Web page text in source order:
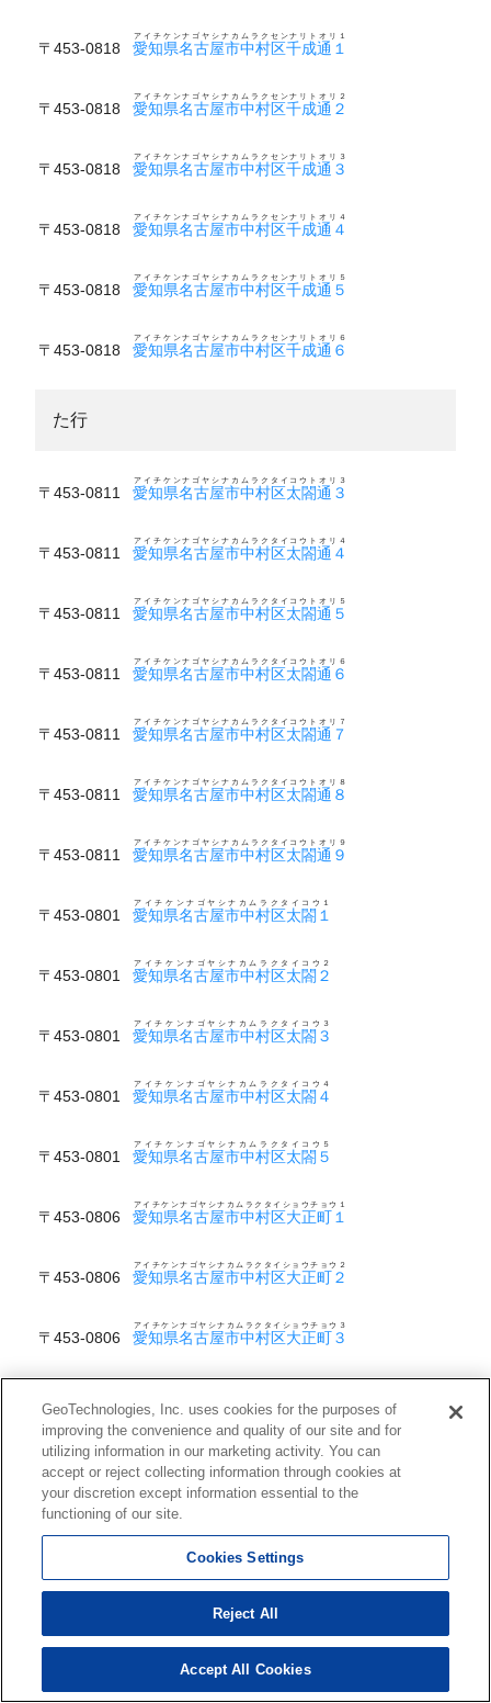
〒453-0818 愛知県名古屋市中村区千成通１
アイチケンナゴヤシナカムラクセンナリトオリ１
〒453-0818 愛知県名古屋市中村区千成通２
アイチケンナゴヤシナカムラクセンナリトオリ２
〒453-0818 愛知県名古屋市中村区千成通３
アイチケンナゴヤシナカムラクセンナリトオリ３
〒453-0818 愛知県名古屋市中村区千成通４
アイチケンナゴヤシナカムラクセンナリトオリ４
〒453-0818 愛知県名古屋市中村区千成通５
アイチケンナゴヤシナカムラクセンナリトオリ５
〒453-0818 愛知県名古屋市中村区千成通６
アイチケンナゴヤシナカムラクセンナリトオリ６
た行
〒453-0811 愛知県名古屋市中村区太閤通３
アイチケンナゴヤシナカムラクタイコウトオリ３
〒453-0811 愛知県名古屋市中村区太閤通４
アイチケンナゴヤシナカムラクタイコウトオリ４
〒453-0811 愛知県名古屋市中村区太閤通５
アイチケンナゴヤシナカムラクタイコウトオリ５
〒453-0811 愛知県名古屋市中村区太閤通６
アイチケンナゴヤシナカムラクタイコウトオリ６
〒453-0811 愛知県名古屋市中村区太閤通７
アイチケンナゴヤシナカムラクタイコウトオリ７
〒453-0811 愛知県名古屋市中村区太閤通８
アイチケンナゴヤシナカムラクタイコウトオリ８
〒453-0811 愛知県名古屋市中村区太閤通９
アイチケンナゴヤシナカムラクタイコウトオリ９
〒453-0801 愛知県名古屋市中村区太閤１
アイチケンナゴヤシナカムラクタイコウ１
〒453-0801 愛知県名古屋市中村区太閤２
アイチケンナゴヤシナカムラクタイコウ２
〒453-0801 愛知県名古屋市中村区太閤３
アイチケンナゴヤシナカムラクタイコウ３
〒453-0801 愛知県名古屋市中村区太閤４
アイチケンナゴヤシナカムラクタイコウ４
〒453-0801 愛知県名古屋市中村区太閤５
アイチケンナゴヤシナカムラクタイコウ５
〒453-0806 愛知県名古屋市中村区大正町１
アイチケンナゴヤシナカムラクタイショウチョウ１
〒453-0806 愛知県名古屋市中村区大正町２
アイチケンナゴヤシナカムラクタイショウチョウ２
〒453-0806 愛知県名古屋市中村区大正町３
アイチケンナゴヤシナカムラクタイショウチョウ３
〒453-0806 愛知県名古屋市中村区大正町５
アイチケンナゴヤシナカムラクタイショウチョウ５
〒453-0854 愛知県名古屋市中村区高須賀町
〒453-0854 愛知県名古屋市中村区高須賀町北浦
アイチケンナゴヤシナカムラクタカスカチョウキタウラ
〒453-0854 愛知県名古屋市中村区高須賀町北西出
〒453-0854 愛知県名古屋市中村区高須賀町南出
GeoTechnologies, Inc. uses cookies for the purposes of
improving the convenience and quality of our site and for
utilizing information in our marketing activity. You can
accept or reject collecting information through cookies at
your discretion except information essential to the
functioning of our site.
Cookies Settings
Reject All
Accept All Cookies